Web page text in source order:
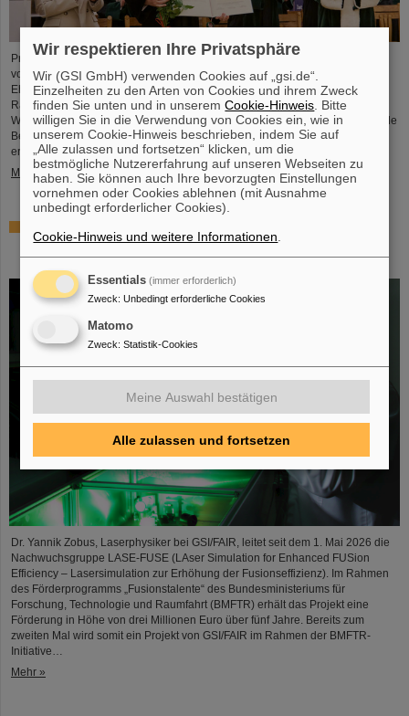
Professor Paolo Giubellino, ehemaliger Wissenschaftlicher Geschäftsführer
von GSI und FAIR, ist von der Technischen Universität Warschau mit der
Ehrendoktorwürde ausgezeichnet worden. Sie wurde am 6. Mai 2026 im
Rahmen einer feierlichen Sitzung des Senats der Technischen Universität
Warschau verliehen. Die Universität würdigt damit Giubellinos herausragende
Beiträge zur Kern- und Teilchenphysik sowie seine langjährige und
erfolgreiche Zusammenarbeit mit der Technischen Universität Warschau. ...
Mehr »
Millionenförderung des BMFTR für Fusionsforschung –
Dr. Yannik Zobus von GSI/FAIR wirbt Nachwuchsgruppe
ein
Dr. Yannik Zobus, Laserphysiker bei GSI/FAIR, leitet seit dem 1. Mai 2026 die
Nachwuchsgruppe LASE-FUSE (LAser Simulation for Enhanced FUSion
Efficiency – Lasersimulation zur Erhöhung der Fusionseffizienz). Im Rahmen
des Förderprogramms „Fusionstalente“ des Bundesministeriums für
Forschung, Technologie und Raumfahrt (BMFTR) erhält das Projekt eine
Förderung in Höhe von drei Millionen Euro über fünf Jahre. Bereits zum
zweiten Mal wird somit ein Projekt von GSI/FAIR im Rahmen der BMFTR-
Initiative…
Mehr »
Wir respektieren Ihre Privatsphäre
Wir (GSI GmbH) verwenden Cookies auf „gsi.de“.
Einzelheiten zu den Arten von Cookies und ihrem Zweck
finden Sie unten und in unseremCookie-Hinweis . Bitte
willigen Sie in die Verwendung von Cookies ein, wie in
unserem Cookie-Hinweis beschrieben, indem Sie auf
„Alle zulassen und fortsetzen“ klicken, um die
bestmögliche Nutzererfahrung auf unseren Webseiten zu
haben. Sie können auch Ihre bevorzugten Einstellungen
vornehmen oder Cookies ablehnen (mit Ausnahme
unbedingt erforderlicher Cookies).
Cookie-Hinweis und weitere Informationen
Essentials (immer erforderlich)
Zweck: Unbedingt erforderliche Cookies
Matomo
Zweck: Statistik-Cookies
Meine Auswahl bestätigen
Alle zulassen und fortsetzen